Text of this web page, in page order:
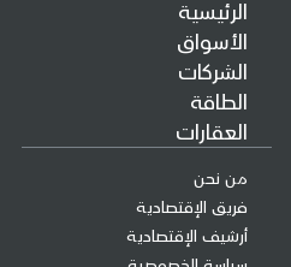
الرئيسية
الأسواق
الشركات
الطاقة
العقارات
من نحن
فريق الإقتصادية
أرشيف الإقتصادية